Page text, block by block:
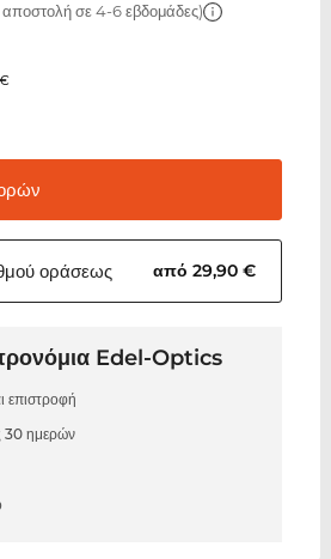
αποστολή σε 4-6 εβδομάδες)
οράσεως από 29,90 €
Edel-Optics
επιστροφή
30 ημερών